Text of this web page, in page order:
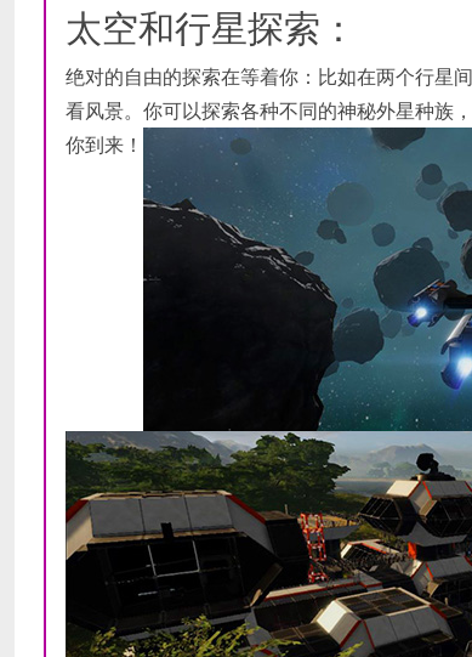
太空和行星探索：
绝对的自由的探索在等着你：比如在两个行星
看风景。你可以探索各种不同的神秘外星种族
你到来！